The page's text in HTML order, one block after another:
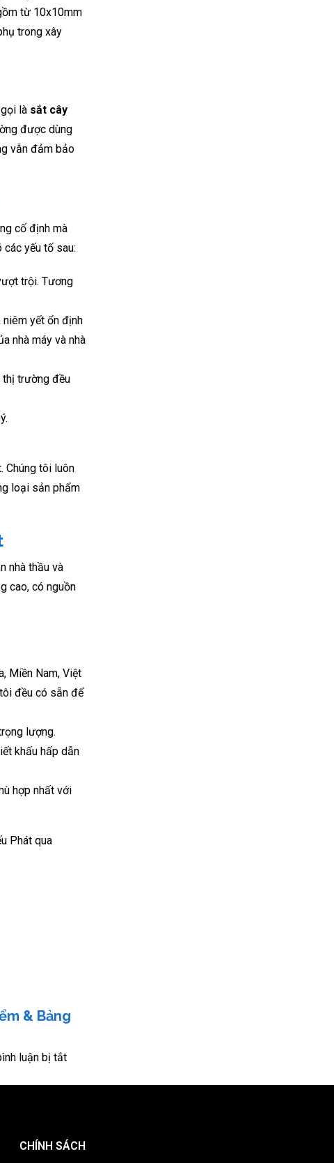
từ 10x10mm
trong xây
là sắt cây
được dùng
vẫn đảm bảo
cố định mà
các yếu tố sau:
trội. Tương
niêm yết ổn định
nhà máy và nhà
thị trường đều
Chúng tôi luôn
loại sản phẩm
nhà thầu và
cao, có nguồn
Miền Nam, Việt
đều có sẵn để
lượng.
khấu hấp dẫn
hợp nhất với
Phát qua
& Bảng
luận bị tắt
CHÍNH SÁCH